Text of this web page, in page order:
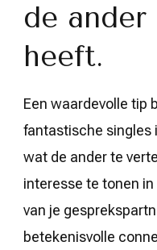
de
heeft.
Een waardevolle tip
fantastische singles
wat de ander te
interesse te tonen
van je
betekenisvolle